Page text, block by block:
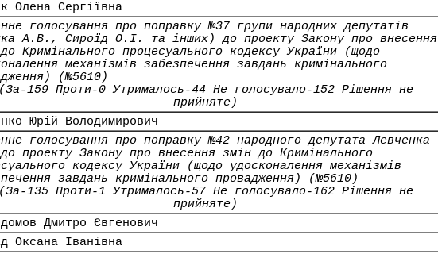
Олена Сергіївна
голосування про поправку №37 групи народних депутатів
А.В., Сироїд О.І. та інших) до проекту Закону про внесення
Кримінального процесуального кодексу України (щодо
механізмів забезпечення завдань кримінального
(№5610)
(За-159 Проти-0 Утрималось-44 Не голосувало-152 Рішення не
прийняте)
Юрій Володимирович
голосування про поправку №42 народного депутата Левченка
проекту Закону про внесення змін до Кримінального
кодексу України (щодо удосконалення механізмів
завдань кримінального провадження) (№5610)
(За-135 Проти-1 Утрималось-57 Не голосувало-162 Рішення не
прийняте)
Дмитро Євгенович
Оксана Іванівна